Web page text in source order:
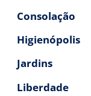
Consolação
Higienópolis
Jardins
Liberdade